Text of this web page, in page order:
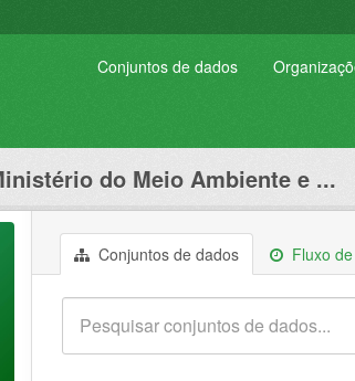
Conjuntos de dados
do Meio Ambiente e ...
Conjuntos de dados Fluxo